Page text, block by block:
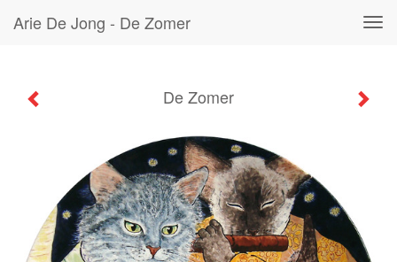
Arie De Jong - De Zomer
De Zomer